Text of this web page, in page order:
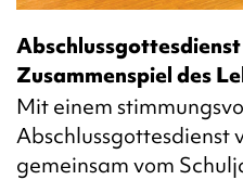
Zusammenspiel des
Mit einem
Abschlussgottesdienst
gemeinsam vom